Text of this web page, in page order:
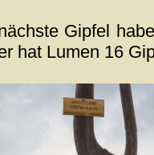
Gipfel
hat Lumen 16